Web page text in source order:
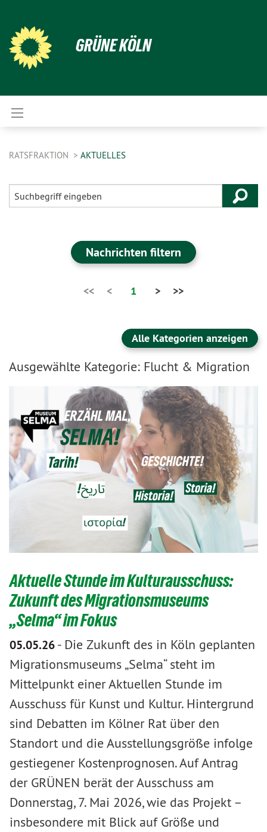
GRÜNE KÖLN
RATSFRAKTION AKTUELLES
Nachrichten filtern
<< < 1 > >>
Alle Kategorien anzeigen
Ausgewählte Kategorie: Flucht & Migration
Aktuelle Stunde im Kulturausschuss:
Zukunft des Migrationsmuseums
„Selma“ im Fokus
05.05.26- Die Zukunft des in Köln geplanten
Migrationsmuseums „Selma“ steht im
Mittelpunkt einer Aktuellen Stunde im
Ausschuss für Kunst und Kultur. Hintergrund
sind Debatten im Kölner Rat über den
Standort und die Ausstellungsgröße infolge
gestiegener Kostenprognosen. Auf Antrag
der GRÜNEN berät der Ausschuss am
Donnerstag, 7. Mai 2026, wie das Projekt –
insbesondere mit Blick auf Größe und